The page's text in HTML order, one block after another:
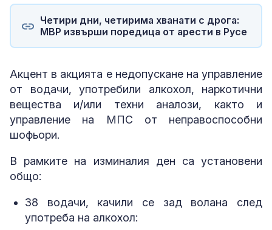
Четири дни, четирима хванати с дрога:
МВР извърши поредица от арести в Русе
Акцент в акцията е недопускане на управление
от водачи, употребили алкохол, наркотични
вещества и/или техни аналози, както и
управление на МПС от неправоспособни
шофьори.
В рамките на изминалия ден са установени
общо:
38 водачи, качили се зад волана след
употреба на алкохол: